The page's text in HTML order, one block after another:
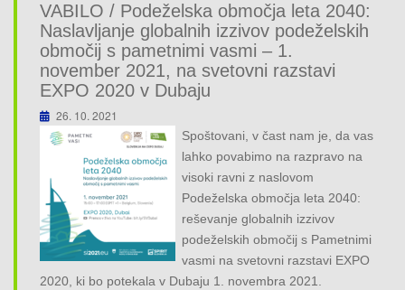
VABILO / Podeželska območja leta 2040:
Naslavljanje globalnih izzivov podeželskih
območij s pametnimi vasmi – 1.
november 2021, na svetovni razstavi
EXPO 2020 v Dubaju
26. 10. 2021
Spoštovani, v čast nam je, da vas
lahko povabimo na razpravo na
visoki ravni z naslovom
Podeželska območja leta 2040:
reševanje globalnih izzivov
podeželskih območij s Pametnimi
vasmi na svetovni razstavi EXPO
2020, ki bo potekala v Dubaju 1. novembra 2021.